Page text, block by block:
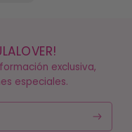
exclusiva,
especiales.